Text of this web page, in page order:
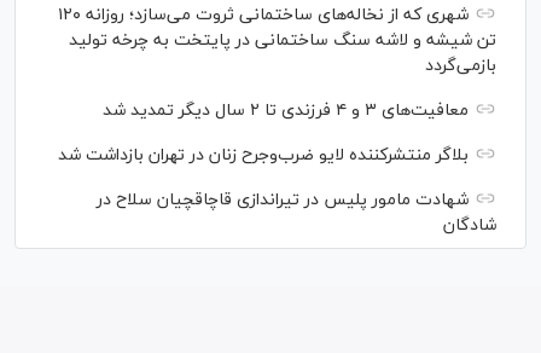
شهری که از نخاله‌های ساختمانی ثروت می‌سازد؛ روزانه ۱۲۰
تن شیشه و لاشه سنگ ساختمانی در پایتخت به چرخه تولید
بازمی‌گردد
معافیت‌های ۳ و ۴ فرزندی تا ۲ سال دیگر تمدید شد
بلاگر منتشرکننده لایو ضرب‌وجرح زنان در تهران بازداشت شد
شهادت مامور پلیس در تیراندازی قاچاقچیان سلاح در
شادگان